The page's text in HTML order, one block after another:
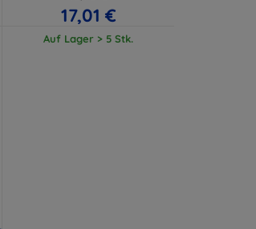
17,01 €
Auf Lager > 5 Stk.